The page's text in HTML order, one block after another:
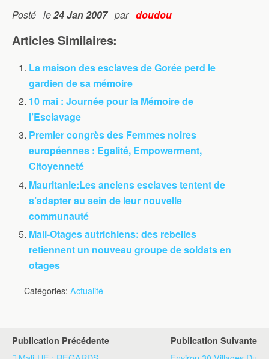
Posté le24 Jan 2007par doudou
Articles Similaires:
La maison des esclaves de Gorée perd le
gardien de sa mémoire
10 mai : Journée pour la Mémoire de
l’Esclavage
Premier congrès des Femmes noires
européennes : Egalité, Empowerment,
Citoyenneté
Mauritanie:Les anciens esclaves tentent de
s’adapter au sein de leur nouvelle
communauté
Mali-Otages autrichiens: des rebelles
retiennent un nouveau groupe de soldats en
otages
Catégories: Actualité
Publication Précédente Publication Suivante